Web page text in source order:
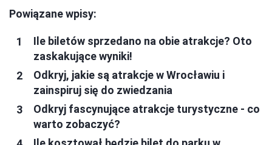
Powiązane wpisy:
Ile biletów sprzedano na obie atrakcje? Oto
zaskakujące wyniki!
Odkryj, jakie są atrakcje w Wrocławiu i
zainspiruj się do zwiedzania
Odkryj fascynujące atrakcje turystyczne - co
warto zobaczyć?